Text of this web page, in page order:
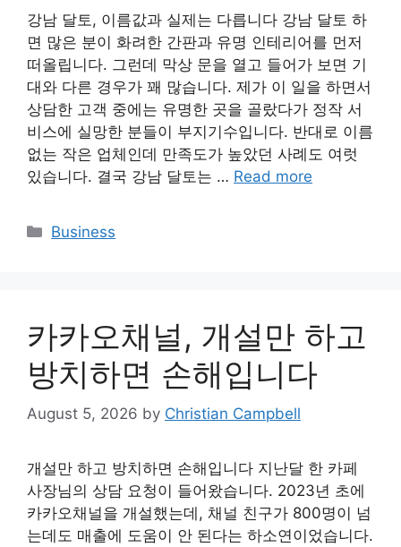
강남 달토, 이름값과 실제는 다릅니다 강남 달토 하
면 많은 분이 화려한 간판과 유명 인테리어를 먼저
떠올립니다. 그런데 막상 문을 열고 들어가 보면 기
대와 다른 경우가 꽤 많습니다. 제가 이 일을 하면서
상담한 고객 중에는 유명한 곳을 골랐다가 정작 서
비스에 실망한 분들이 부지기수입니다. 반대로 이름
없는 작은 업체인데 만족도가 높았던 사례도 여럿
있습니다. 결국 강남 달토는 … Read more
Categories
Business
카카오채널, 개설만 하고
방치하면 손해입니다
August 5, 2026 by Christian Campbell
개설만 하고 방치하면 손해입니다 지난달 한 카페
사장님의 상담 요청이 들어왔습니다. 2023년 초에
카카오채널을 개설했는데, 채널 친구가 800명이 넘
는데도 매출에 도움이 안 된다는 하소연이었습니다.